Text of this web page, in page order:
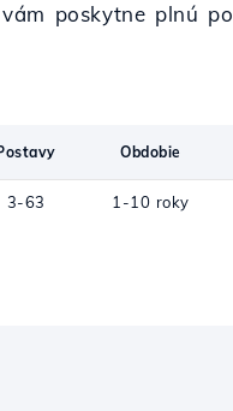
poskytne plnú
Obdobie
3-63 1-10 roky